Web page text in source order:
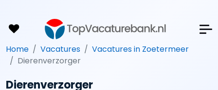
Home Vacatures
Vacatures in Zoetermeer
Dierenverzorger
Dierenverzorger